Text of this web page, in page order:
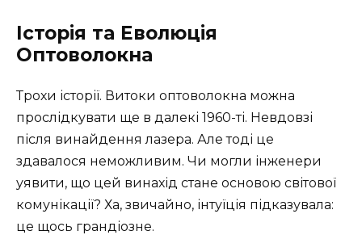
Історія та Еволюція
Оптоволокна
Трохи історії. Витоки оптоволокна можна
прослідкувати ще в далекі 1960-ті. Невдовзі
після винайдення лазера. Але тоді це
здавалося неможливим. Чи могли інженери
уявити, що цей винахід стане основою світової
комунікації? Ха, звичайно, інтуїція підказувала:
це щось грандіозне.